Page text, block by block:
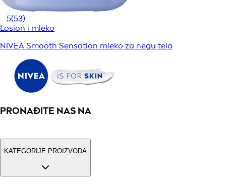
5(53)
Losion i mleko
NIVEA Smooth Sensation mleko za negu tela
PRONAĐITE NAS NA
KATEGORIJE PROIZVODA